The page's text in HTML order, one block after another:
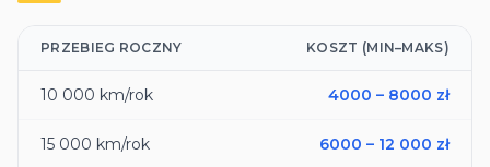
PRZEBIEG ROCZNY KOSZT (MIN–MAKS)
10 000 km/rok 4000 – 8000 zł
15 000 km/rok 6000 – 12 000 zł